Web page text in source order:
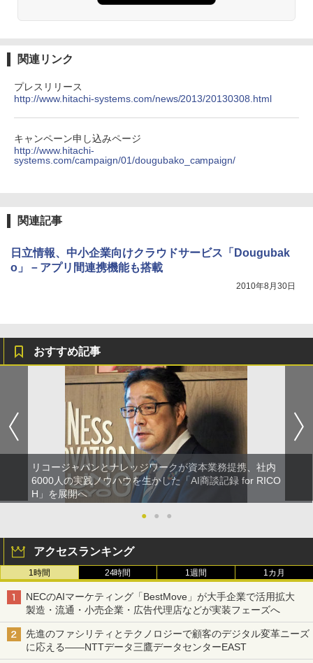
関連リンク
プレスリリース
http://www.hitachi-systems.com/news/2013/20130308.html
キャンペーン申し込みページ
http://www.hitachi-
systems.com/campaign/01/dougubako_campaign/
関連記事
日立情報、中小企業向けクラウドサービス「Dougubak
o」－アプリ間連携機能も搭載
2010年8月30日
おすすめ記事
リコージャパンとナレッジワークが資本業務提携、社内
6000人の実践ノウハウを生かした「AI商談記録 for RICO
H」を展開へ
●
● ●
アクセスランキング
1時間 24時間 1週間 1カ月
NECのAIマーケティング「BestMove」が大手企業で活用拡大
製造・流通・小売企業・広告代理店などが実装フェーズへ
先進のファシリティとテクノロジーで顧客のデジタル変革ニーズ
に応える――NTTデータ三鷹データセンターEAST